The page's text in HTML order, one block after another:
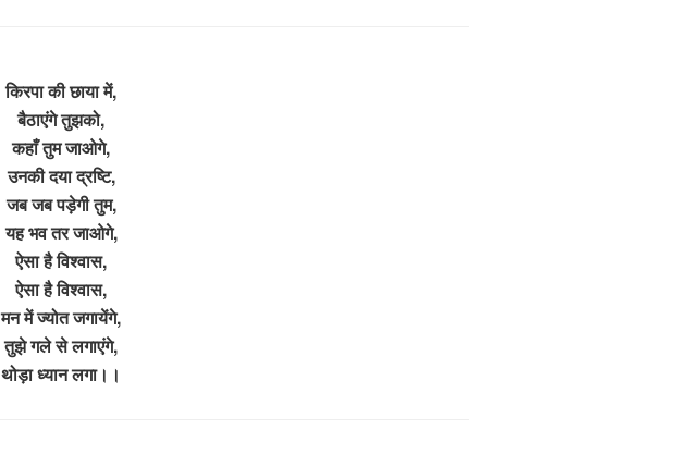
किरपा की छाया में,
बैठाएंगे तुझको,
कहाँ तुम जाओगे,
उनकी दया द्रष्टि,
जब जब पड़ेगी तुम,
यह भव तर जाओगे,
ऐसा है विश्वास,
ऐसा है विश्वास,
मन में ज्योत जगायेंगे,
तुझे गले से लगाएंगे,
थोड़ा ध्यान लगा।।